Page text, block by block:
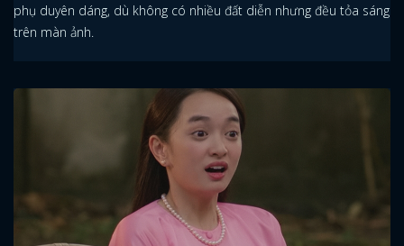
phụ duyên dáng, dù không có nhiều đất diễn nhưng đều tỏa sáng
trên màn ảnh.